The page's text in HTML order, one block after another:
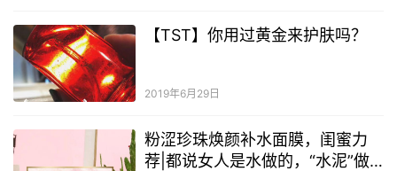
【TST】你用过黄金来护肤吗？
2019年6月29日
粉涩珍珠焕颜补水面膜，闺蜜力
荐|都说女人是水做的，“水泥”做